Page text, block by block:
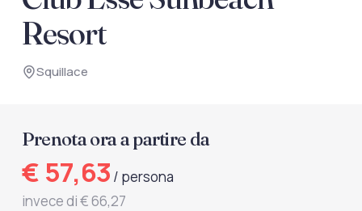
documenti di viaggio.
Resort
Squillace
Prenota ora a partire da
€ 57,63 / persona
invece di € 66,27